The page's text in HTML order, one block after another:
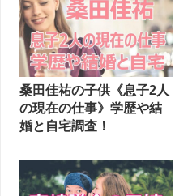
桑田佳祐の子供《息子2人
の現在の仕事》学歴や結
婚と自宅調査！